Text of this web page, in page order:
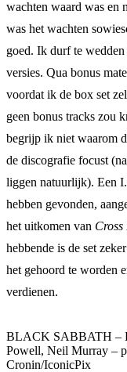
wachten waard was
was het wachten
goed. Ik durf te
versies. Qua bonus
voordat ik de box set
geen bonus tracks zou
begrijp ik niet waarom
de discografie focust
liggen natuurlijk). Een
hebben gevonden,
het uitkomen van Cross
hebbende is de set
het gehoord te worden
verdienen.
BLACK SABBATH –
Powell, Neil Murray –
Cronin/IconicPix